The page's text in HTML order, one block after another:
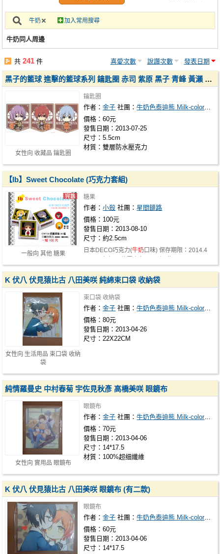
會員功能選單
註冊會員
牛奶 加入常用搜尋
牛奶同人周邊
共241 件 喜愛次數 說讚次數 發表日期
女性向 收藏品 鑰匙圈
黑子的籃球 進擊的籃球系列 鑰匙圈 赤司 紫原 黑子 青峰 黃瀨 綠間
鑰匙圈
作者：金子 社團：牛奶色泰迪熊 Milk-colored teddy bear
價格：60元
發售日期：2013-07-25
尺寸：5.5cm
材質：雙層防水壓克力
一般向 其他 糖果
【Ib】Sweet Chocolate (巧克力套組)
糖果
作者：小殺 社團：星間鏈路
價格：100元
發售日期：2013-08-10
尺寸：約2.5cm
日本DECO巧克力(牛奶口味) 保存期限：2014.4
女性向 生活用品 束口袋 收納
袋
K 伏八 伏見猿比古 八田美咲 純綿束口袋 收納袋
束口袋 收納袋
作者：金子 社團：牛奶色泰迪熊 Milk-colored teddy bear
價格：80元
發售日期：2013-04-26
尺寸：22X22CM
女性向 實用品 眼鏡布
純情羅曼史 中村春菊 宇佐見秋彥 高橋美咲 眼鏡布
眼鏡布
作者：金子 社團：牛奶色泰迪熊 Milk-colored teddy bear
價格：70元
發售日期：2013-04-06
尺寸：14*17.5
材質：100%超细纖維
K 伏八 伏見猿比古 八田美咲 眼鏡布 (有二款)
眼鏡布
作者：金子 社團：牛奶色泰迪熊 Milk-colored teddy bear
價格：60元
發售日期：2013-04-06
尺寸：14*17.5